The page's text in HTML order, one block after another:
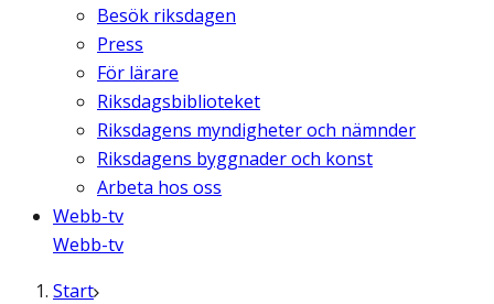
Besök riksdagen
Press
För lärare
Riksdagsbiblioteket
Riksdagens myndigheter och nämnder
Riksdagens byggnader och konst
Arbeta hos oss
Webb-tv
Webb-tv
Start